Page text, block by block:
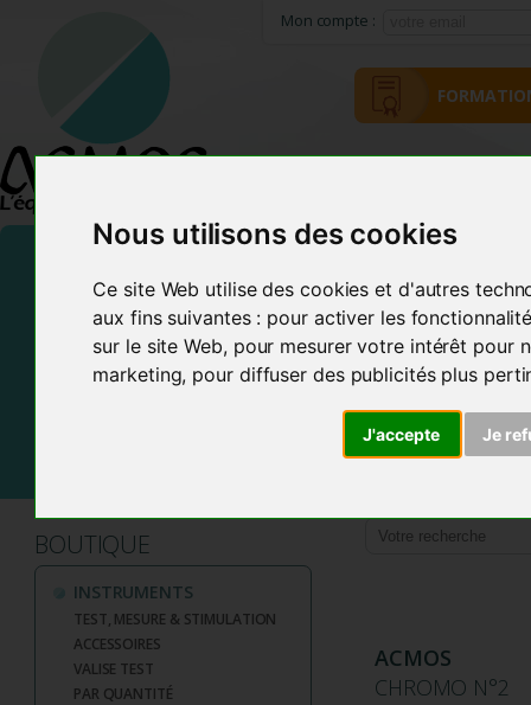
Nous utilisons des cookies
Ce site Web utilise des cookies et d'autres
aux fins suivantes : pour activer les
sur le site Web, pour mesurer votre intérêt pour
marketing, pour diffuser des publicités plus
J'accepte Je
Mon compte :
Frais de Port offerts En France et dans certains pays
BOUTIQUE
INSTRUMENTS
TEST, MESURE & STIMULATION
ACCESSOIRES
VALISE TEST
PAR QUANTITÉ
ACMOS
CHROMO N°2